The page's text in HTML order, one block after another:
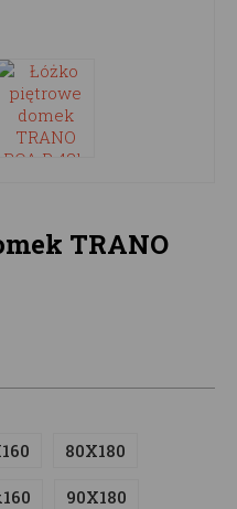
TRANO
80X180
90X180